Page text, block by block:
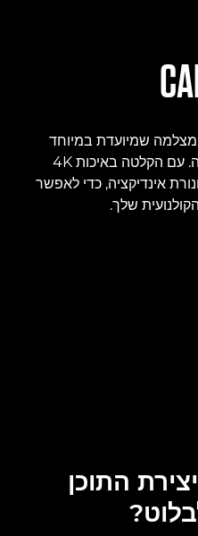
שמיועדת במיוחד
לווידאו עם עדשה ניתנת להחלפה. עם הקלטה באיכות 4K
אינדיקציה, כדי לאפשר
שלך.
Toggle
התוכן